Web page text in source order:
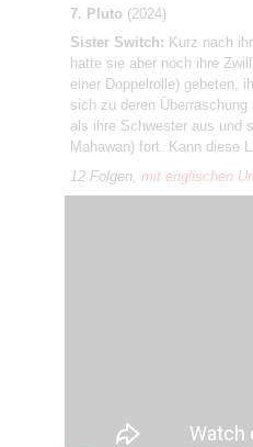
7. Pluto (2024)
Sister Switch: Kurz nach
hatte sie aber noch ihre
einer Doppelrolle) gebeten,
sich zu deren
als ihre Schwester aus und
Mahawan) fort. Kann diese
12 Folgen, mit englischen